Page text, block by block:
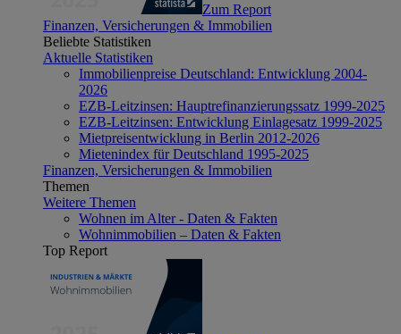
Zum Report
Finanzen, Versicherungen & Immobilien
Beliebte Statistiken
Aktuelle Statistiken
Immobilienpreise Deutschland: Entwicklung 2004-
2026
EZB-Leitzinsen: Hauptrefinanzierungssatz 1999-2025
EZB-Leitzinsen: Entwicklung Einlagesatz 1999-2025
Mietpreisentwicklung in Berlin 2012-2026
Mietenindex für Deutschland 1995-2025
Finanzen, Versicherungen & Immobilien
Themen
Weitere Themen
Wohnen im Alter - Daten & Fakten
Wohnimmobilien – Daten & Fakten
Top Report